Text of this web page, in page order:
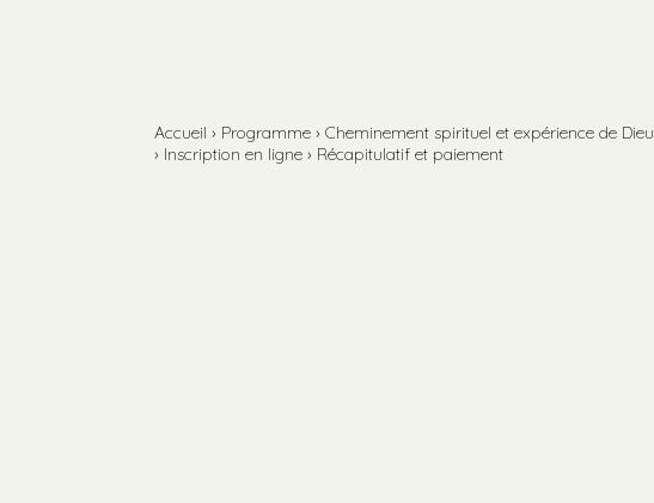
Accueil › Programme › Cheminement spirituel et expérience de Dieu
› Inscription en ligne › Récapitulatif et paiement